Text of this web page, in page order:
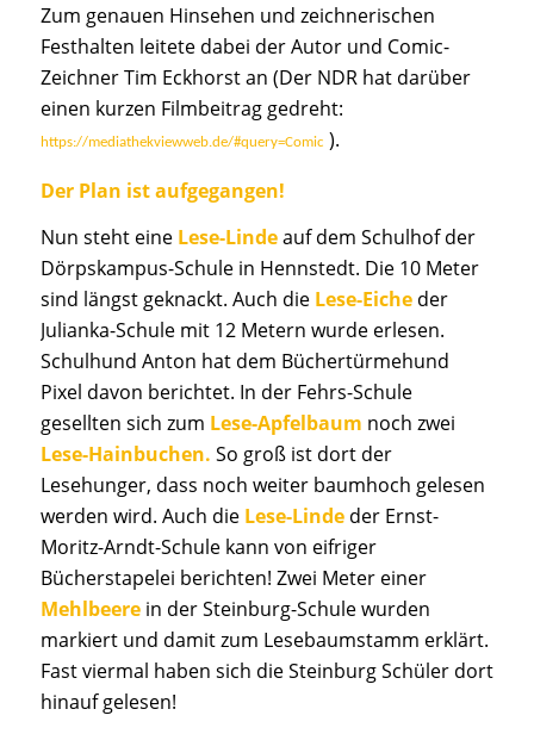
Zum genauen Hinsehen und zeichnerischen
Festhalten leitete dabei der Autor und Comic-
Zeichner Tim Eckhorst an (Der NDR hat darüber
einen kurzen Filmbeitrag gedreht:
https://mediathekviewweb.de/#query=Comic ).
Der Plan ist aufgegangen!
Nun steht eine Lese-Lindeauf dem Schulhof der
Dörpskampus-Schule in Hennstedt. Die 10 Meter
sind längst geknackt. Auch die Lese-Eicheder
Julianka-Schule mit 12 Metern wurde erlesen.
Schulhund Anton hat dem Büchertürmehund
Pixel davon berichtet. In der Fehrs-Schule
gesellten sich zum Lese-Apfelbaum noch zwei
Lese-Hainbuchen. So groß ist dort der
Lesehunger, dass noch weiter baumhoch gelesen
werden wird. Auch die Lese-Linde der Ernst-
Moritz-Arndt-Schule kann von eifriger
Bücherstapelei berichten! Zwei Meter einer
Mehlbeerein der Steinburg-Schule wurden
markiert und damit zum Lesebaumstamm erklärt.
Fast viermal haben sich die Steinburg Schüler dort
hinauf gelesen!